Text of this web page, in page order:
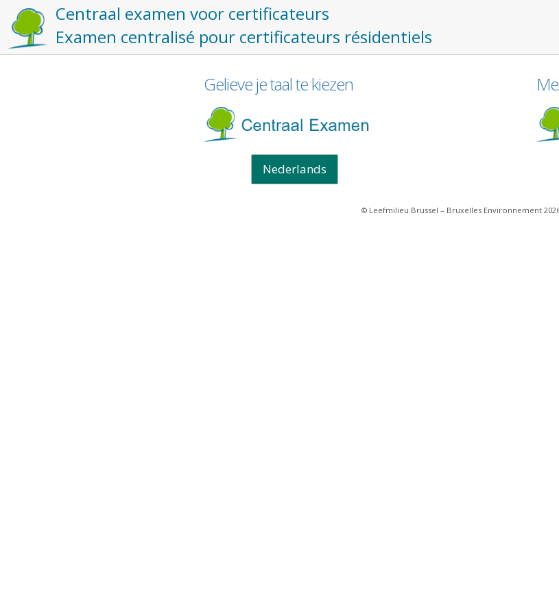
Centraal examen voor certificateurs
Examen centralisé pour certificateurs résidentiels
Gelieve je taal te kiezen
Nederlands
© Leefmilieu Brussel – Bruxelles Environnement